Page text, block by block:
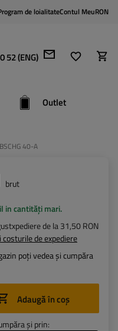
de loialitateContul MeuRON
52 (ENG)
Outlet
40-A
brut
in cantități mari
xpediere de la31,50 RON
de expediere
poți vedea și cumpăra
Adaugă în coș
și prin: